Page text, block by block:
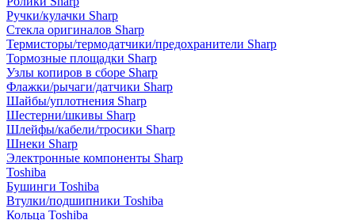
Ручки/кулачки Sharp
Стекла оригиналов Sharp
Термисторы/термодатчики/предохранители Sharp
Тормозные площадки Sharp
Узлы копиров в сборе Sharp
Флажки/рычаги/датчики Sharp
Шайбы/уплотнения Sharp
Шестерни/шкивы Sharp
Шлейфы/кабели/тросики Sharp
Шнеки Sharp
Электронные компоненты Sharp
Toshiba
Бушинги Toshiba
Втулки/подшипники Toshiba
Кольца Toshiba